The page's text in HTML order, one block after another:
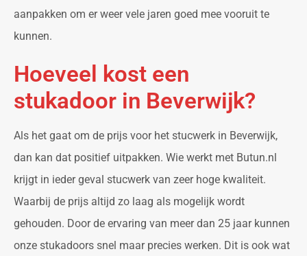
aanpakken om er weer vele jaren goed mee vooruit te
kunnen.
Hoeveel kost een
stukadoor in Beverwijk?
Als het gaat om de prijs voor het stucwerk in Beverwijk,
dan kan dat positief uitpakken. Wie werkt met Butun.nl
krijgt in ieder geval stucwerk van zeer hoge kwaliteit.
Waarbij de prijs altijd zo laag als mogelijk wordt
gehouden. Door de ervaring van meer dan 25 jaar kunnen
onze stukadoors snel maar precies werken. Dit is ook wat